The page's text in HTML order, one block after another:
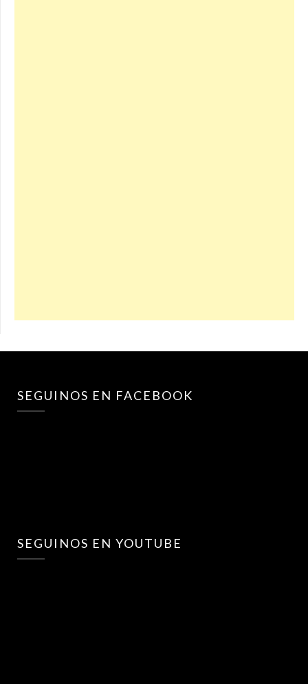
SEGUINOS EN FACEBOOK
SEGUINOS EN YOUTUBE